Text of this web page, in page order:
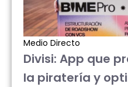
Medio Directo
Divisi: App que
la piratería y